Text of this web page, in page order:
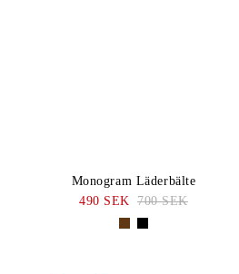
Monogram Läderbälte
490 SEK 700 SEK